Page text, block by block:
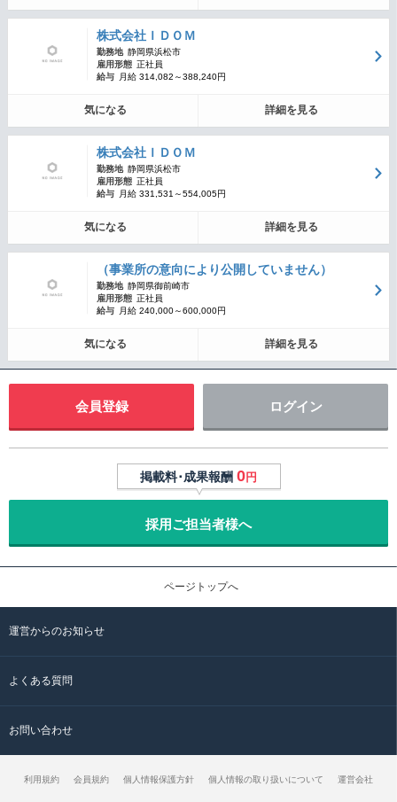
株式会社ＩＤＯＭ
勤務地 静岡県浜松市
雇用形態 正社員
給与
月給 314,082～388,240円
気になる 詳細を見る
株式会社ＩＤＯＭ
勤務地 静岡県浜松市
雇用形態 正社員
給与
月給 331,531～554,005円
気になる 詳細を見る
（事業所の意向により公開していません）
勤務地 静岡県御前崎市
雇用形態 正社員
給与
月給 240,000～600,000円
気になる 詳細を見る
会員登録 ログイン
掲載料･成果報酬 0円
採用ご担当者様へ
ページトップへ
運営からのお知らせ
よくある質問
お問い合わせ
利用規約 会員規約 個人情報保護方針 個人情報の取り扱いについて 運営会社